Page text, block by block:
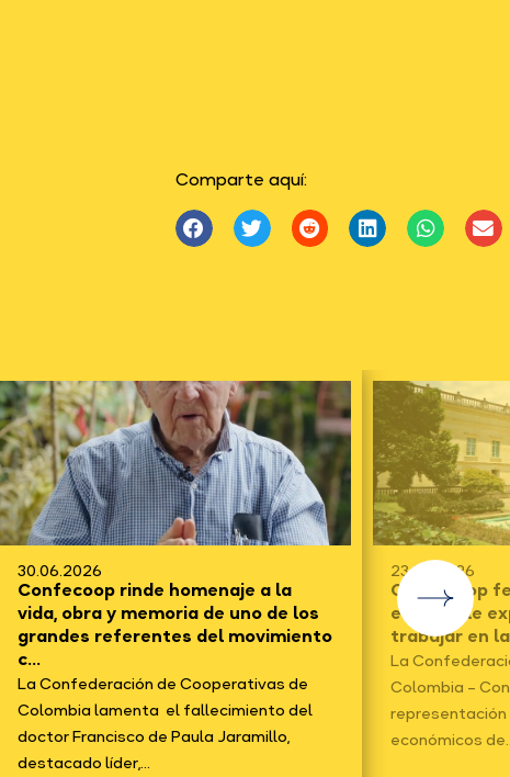
Comparte aquí:
30.06.2026
Confecoop rinde homenaje a la
vida, obra y memoria de uno de los
grandes referentes del movimiento
c...
La Confederación de Cooperativas de
Colombia lamenta el fallecimiento del
doctor Francisco de Paula Jaramillo,
destacado líder,...
23.06.2026
Confecoop
electo y le
trabajar en
La
Colombia –
económicos